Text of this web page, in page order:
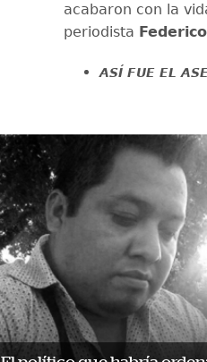
acabaron con la
periodista
ASÍ FUE EL